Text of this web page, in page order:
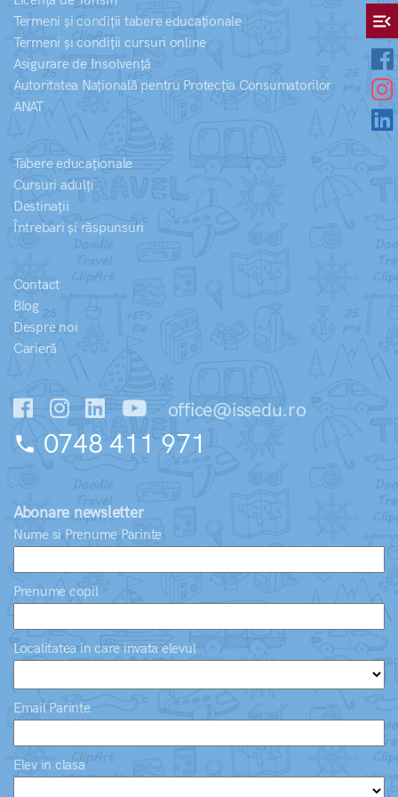
menu_open
Termeni și condiții tabere educaționale
Termeni și condiții cursuri online
Asigurare de Insolvență
Autoritatea Națională pentru Protecția Consumatorilor
ANAT
Tabere educaționale
Cursuri adulți
Destinații
Întrebari și răspunsuri
Contact
Blog
Despre noi
Carieră
office@issedu.ro
phone 0748 411 971
Abonare newsletter
Nume si Prenume Parinte
Prenume copil
Localitatea in care invata elevul
Email Parinte
Elev in clasa